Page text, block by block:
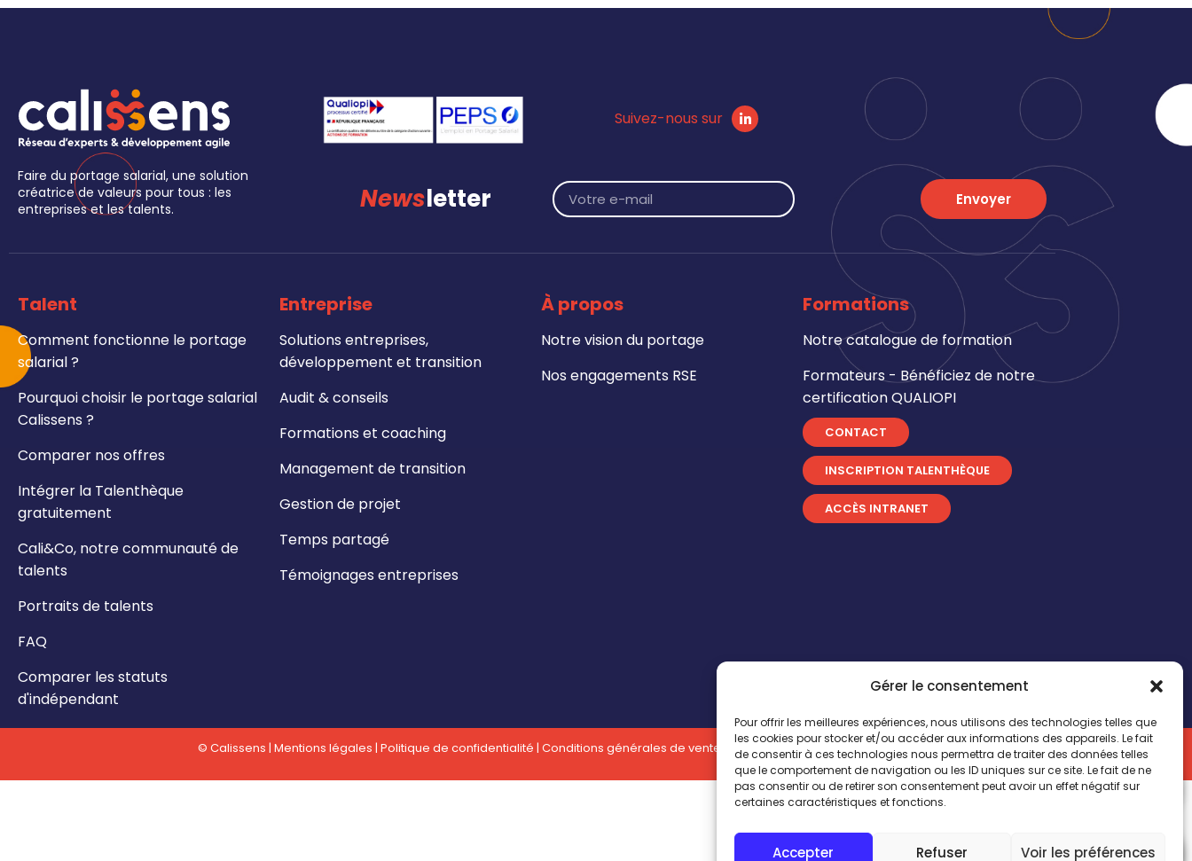
Gérer le consentement
Pour offrir les meilleures expériences, nous utilisons des technologies telles que
les cookies pour stocker et/ou accéder aux informations des appareils. Le fait
de consentir à ces technologies nous permettra de traiter des données telles
que le comportement de navigation ou les ID uniques sur ce site. Le fait de ne
pas consentir ou de retirer son consentement peut avoir un effet négatif sur
certaines caractéristiques et fonctions.
Accepter Refuser Voir les préférences
Suivez-nous sur
Faire du portage salarial, une solution
créatrice de valeurs pour tous : les
entreprises et les talents.
Newsletter Envoyer
Talent
Comment fonctionne le portage
salarial ?
Pourquoi choisir le portage salarial
Calissens ?
Comparer nos offres
Intégrer la Talenthèque
gratuitement
Cali&Co, notre communauté de
talents
Portraits de talents
FAQ
Comparer les statuts
d'indépendant
Entreprise
Solutions entreprises,
développement et transition
Audit & conseils
Formations et coaching
Management de transition
Gestion de projet
Temps partagé
Témoignages entreprises
À propos
Notre vision du portage
Nos engagements RSE
Formations
Notre catalogue de formation
Formateurs - Bénéficiez de notre
certification QUALIOPI
CONTACT
INSCRIPTION TALENTHÈQUE
ACCÈS INTRANET
© Calissens | Mentions légales | Politique de confidentialité | Conditions générales de vente | Réalisation byComwell
Bonjour ! Vous souhaitez échanger avec nous ?
Cliquez-ici